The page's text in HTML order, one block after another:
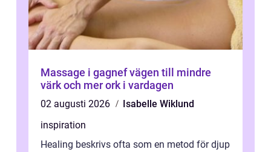
Massage i gagnef vägen till mindre
värk och mer ork i vardagen
02 augusti 2026
Isabelle Wiklund
inspiration
Healing beskrivs ofta som en metod för djup